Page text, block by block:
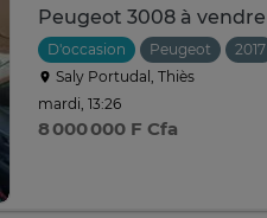
Peugeot 3008 à vendre
D'occasion Peugeot 2017
Saly Portudal, Thiès
mardi, 13:26
8 000 000 F Cfa